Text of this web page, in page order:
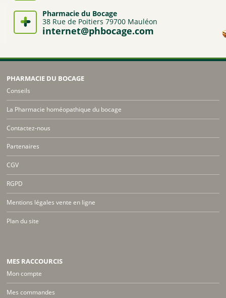
Pharmacie du Bocage
38 Rue de Poitiers 79700 Mauléon
internet@phbocage.com
PHARMACIE DU BOCAGE
Conseils
La Pharmacie homéopathique du bocage
Contactez-nous
Partenaires
CGV
RGPD
Mentions légales vente en ligne
Plan du site
MES RACCOURCIS
Mon compte
Mes commandes